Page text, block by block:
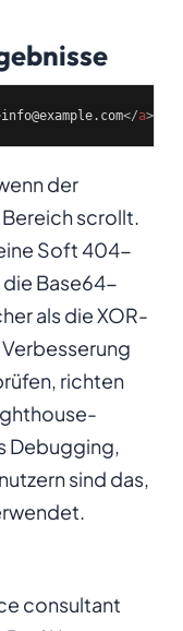
info@example.com</a>
der
scrollt.
Soft 404-
Base64-
als die XOR-
richten
Debugging,
sind das,
consultant